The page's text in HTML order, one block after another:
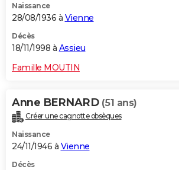
Naissance
28/08/1936 à Vienne
Décès
18/11/1998 à Assieu
Famille MOUTIN
Anne BERNARD (51 ans)
Créer une cagnotte obsèques
Naissance
24/11/1946 à Vienne
Décès